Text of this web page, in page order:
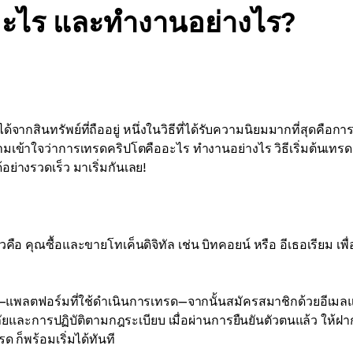
ร และทำงานอย่างไร?
จากสินทรัพย์ที่ถืออยู่ หนึ่งในวิธีที่ได้รับความนิยมมากที่สุดคือกา
าใจว่าการเทรดคริปโตคืออะไร ทำงานอย่างไร วิธีเริ่มต้นเทร
างรวดเร็ว มาเริ่มกันเลย!
อ คุณซื้อและขายโทเค็นดิจิทัล เช่น บิทคอยน์ หรือ อีเธอเรียม เพื่
แพลตฟอร์มที่ใช้ดำเนินการเทรด—จากนั้นสมัครสมาชิกด้วยอีเมล
และการปฏิบัติตามกฎระเบียบ เมื่อผ่านการยืนยันตัวตนแล้ว ให้ฝา
ด ก็พร้อมเริ่มได้ทันที